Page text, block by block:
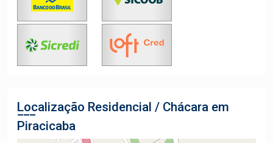
Localização Residencial / Chácara em
Piracicaba